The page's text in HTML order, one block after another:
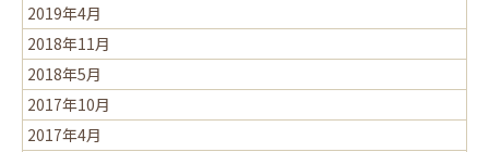
2019年4月
2018年11月
2018年5月
2017年10月
2017年4月